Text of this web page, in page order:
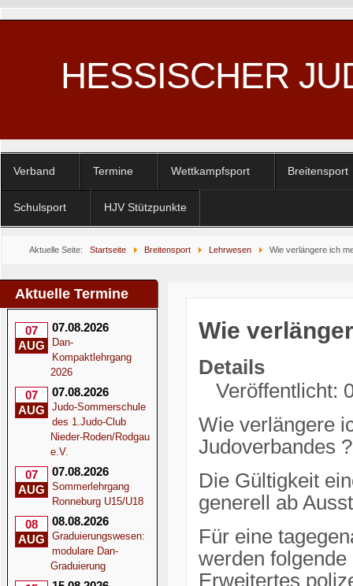
HESSISCHER
Verband Termine Wettkampfsport Breitensport
Schulsport HJV Stützpunkte
Aktuelle Seite: Startseite Breitensport Lehrwesen Wie verlängere ich
Aktuelle Termine
07
AUG
07.08.2026
Dan-
Kompaktlehrgang
2026
07
AUG
07.08.2026
Judo-Sommerschule
des 1.Judo-Club
Nieder-Roden/Rodgau
e.V.
07
AUG
07.08.2026
Sommerlehrgang
Ronneburg U15/U18
08
AUG
08.08.2026
Graduierungswesen:
modulare Dan-
Graduierung
Wie
Details
Veröffentlicht:
Wie verlängere
Judoverbandes
Die Gültigkeit
generell ab
Für eine
werden
Erweitertes